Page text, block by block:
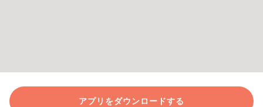
アプリをダウンロードする